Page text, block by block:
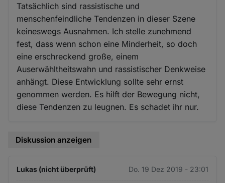
Tatsächlich sind rassistische und
menschenfeindliche Tendenzen in dieser Szene
keineswegs Ausnahmen. Ich stelle zunehmend
fest, dass wenn schon eine Minderheit, so doch
eine erschreckend große, einem
Auserwähltheitswahn und rassistischer Denkweise
anhängt. Diese Entwicklung sollte sehr ernst
genommen werden. Es hilft der Bewegung nicht,
diese Tendenzen zu leugnen. Es schadet ihr nur.
Diskussion anzeigen
Lukas (nicht überprüft) Do. 19 Dez 2019 - 23:01